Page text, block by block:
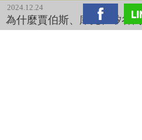
2024.12.24
為什麼賈伯斯、庫克、矽谷